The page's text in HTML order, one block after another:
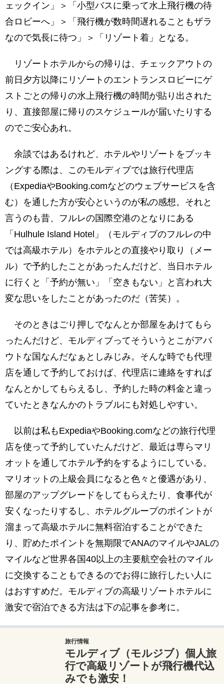
ェックイン」＞「小型バスに乗って水上飛行機の待
合ロビーへ」＞「飛行機が数時間遅れることもザラ
なので気長に待つ」＞「リゾート着」となる。
リゾートホテルからの帰りは、チェックアウトの
前日夕方以降にリゾートのエントランスロビーにゲ
ストごとの帰りの水上飛行機の時間が貼り出された
り、直接部屋に帰りのスケジュールが届いたりする
のでご安心あれ。
余談ではあるけれど、ホテルやリゾートをブッキ
ングする際は、このモルディブでは旅行代理店
（ExpediaやBooking.comなどのウェブサービスを含
む）を通した方が安心というのが私の感想。それと
言うのも昔、フルレの国際空港のとなりにある
「Hulhule Island Hotel」（モルディブのフルレの中
では高級ホテル）をホテルとの直接やり取り（メー
ル）で予約したことがあったんだけど、当日ホテル
に行くと「予約が無い」「空きもない」と言われ大
変な思いをしたことがあったのだ（苦笑）。
そのときはごり押しでなんとか部屋をあけてもら
ったんだけど、モルディブってそういうとこがアバ
ウトな国なんだなぁとしみじみ。そんな時でも代理
店を通して予約しておけば、代理店に連絡をすれば
なんとかしてもらえるし、予約した時の料金と違っ
ていたときなんかのトラブルにも対処しやすい。
以前は私もExpediaやBooking.comなどの旅行代理
店を使って予約していたんだけど、最近は専らマリ
オットを通してホテル予約をするようにしている。
マリオットの上級会員になると色々と優遇があり、
部屋のアップグレードをしてもらえたり、食事代が
安くなったりするし、ホテルグループのポイントが
溜まって高級ホテルに無料宿泊することができた
り、貯めたポイントを無期限でANAのマイルやJALの
マイルなど世界各国40以上の主要航空会社のマイル
に交換することもできるのでお得に旅行したい人に
はおすすめだ。モルディブの高級リゾートホテルに
激安で宿泊できる方法は下の記事を参考に。
旅行情報
モルディブ（モルジブ）個人旅
行で高級リゾートが飛行機代込
みでも激安！